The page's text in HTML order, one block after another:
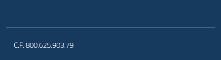
C.F. 800.625.903.79